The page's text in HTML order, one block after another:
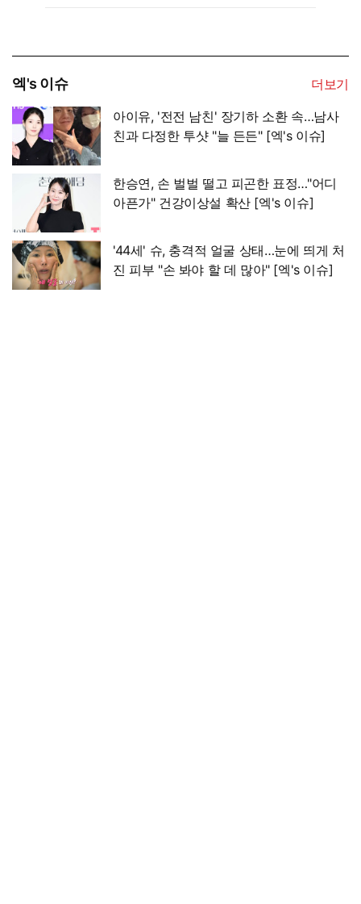
엑's 이슈
더보기
아이유, '전전 남친' 장기하 소환 속…남사
친과 다정한 투샷 "늘 든든" [엑's 이슈]
한승연, 손 벌벌 떨고 피곤한 표정…"어디
아픈가" 건강이상설 확산 [엑's 이슈]
'44세' 슈, 충격적 얼굴 상태…눈에 띄게 처
진 피부 "손 봐야 할 데 많아" [엑's 이슈]